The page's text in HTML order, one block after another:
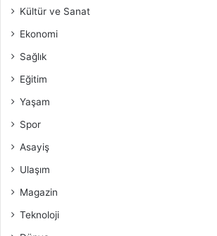
Kültür ve Sanat
Ekonomi
Sağlık
Eğitim
Yaşam
Spor
Asayiş
Ulaşım
Magazin
Teknoloji